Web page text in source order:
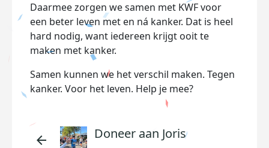
Daarmee zorgen we samen met KWF voor
een beter leven met en ná kanker. Dat is heel
hard nodig, want iedereen krijgt ooit te
maken met kanker.
Samen kunnen we het verschil maken. Tegen
kanker. Voor het leven. Help je mee?
arrow_back Doneer aan Joris